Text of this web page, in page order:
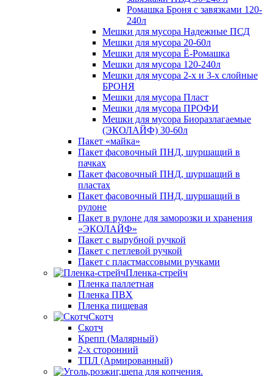
Ромашка Броня с завязками 120-
240л
Мешки для мусора Надежные ПСД
Мешки для мусора 20-60л
Мешки для мусора Ё-Ромашка
Мешки для мусора 120-240л
Мешки для мусора 2-х и 3-х слойные
БРОНЯ
Мешки для мусора Пласт
Мешки для мусора ПРОФИ
Мешки для мусора Биоразлагаемые
(ЭКОЛАЙФ) 30-60л
Пакет «майка»
Пакет фасовочный ПНД, шуршащий в
пачках
Пакет фасовочный ПНД, шуршащий в
пластах
Пакет фасовочный ПНД, шуршащий в
рулоне
Пакет в рулоне для заморозки и хранения
«ЭКОЛАЙФ»
Пакет с вырубной ручкой
Пакет с петлевой ручкой
Пакет с пластмассовыми ручками
Пленка-стрейч
Пленка паллетная
Пленка ПВХ
Пленка пищевая
Скотч
Скотч
Крепп (Малярный)
2-х сторонний
ТПЛ (Армированный)